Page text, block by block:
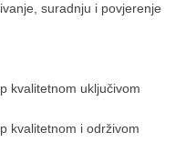
suradnju i povjerenje
kvalitetnom uključivom
kvalitetnom i održivom